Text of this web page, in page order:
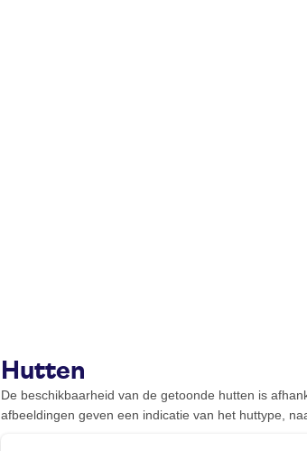
Hutten
De beschikbaarheid van de getoonde hutten is
afbeeldingen geven een indicatie van het huttype,